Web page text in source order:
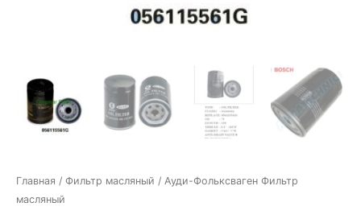
Главная / Фильтр масляный / Ауди-Фольксваген Фильтр
масляный